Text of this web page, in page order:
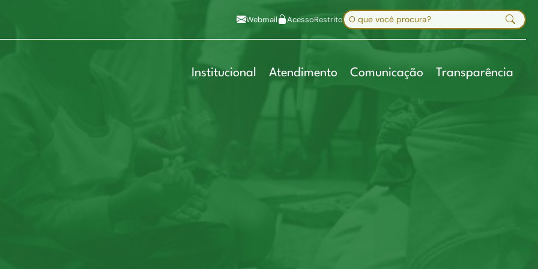
Mapa do site
Webmail AcessoRestritoBuscar no site
Digite sua busca e pressione Enter
Institucional Atendimento Comunicação Transparência